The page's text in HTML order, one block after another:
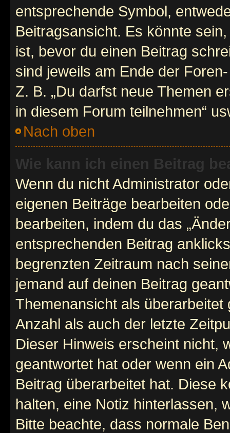
entsprechende Symbol,
Beitragsansicht. Es könnte
ist, bevor du einen Beitrag
sind jeweils am Ende der
Z. B. „Du darfst neue Themen
in diesem Forum teilnehmen“
Nach oben
Wie kann ich einen Beitrag
Wenn du nicht Administrator
eigenen Beiträge bearbeiten
bearbeiten, indem du das
entsprechenden Beitrag
begrenzten Zeitraum nach
jemand auf deinen Beitrag
Themenansicht als
Anzahl als auch der letzte
Dieser Hinweis erscheint nicht,
geantwortet hat oder wenn ein
Beitrag überarbeitet hat. Diese
halten, eine Notiz hinterlassen,
Bitte beachte, dass normale